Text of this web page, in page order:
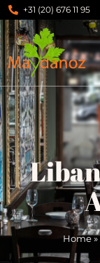
+31 (20) 676 11 95
Home»